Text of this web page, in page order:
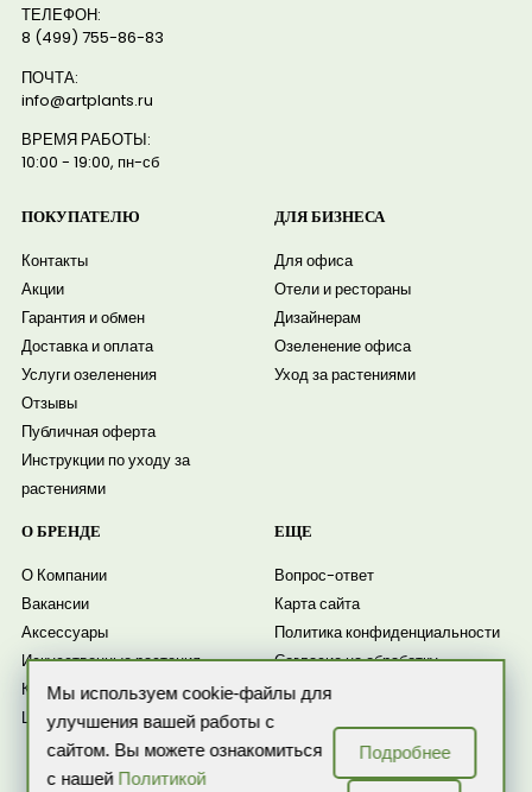
ТЕЛЕФОН:
8 (499) 755-86-83
ПОЧТА:
info@artplants.ru
ВРЕМЯ РАБОТЫ:
10:00 - 19:00, пн-сб
ПОКУПАТЕЛЮ
Контакты
Акции
Гарантия и обмен
Доставка и оплата
Услуги озеленения
Отзывы
Публичная оферта
Инструкции по уходу за
растениями
ДЛЯ БИЗНЕСА
Для офиса
Отели и рестораны
Дизайнерам
Озеленение офиса
Уход за растениями
О БРЕНДЕ
О Компании
Вакансии
Аксессуары
Искусственные растения
Комнатные растения
Цветочные композиции
ЕЩЕ
Вопрос-ответ
Карта сайта
Политика конфиденциальности
Согласие на обработку
персональных данных
рассылки
Новости
Мы используем cookie-файлы для
улучшения вашей работы с
сайтом. Вы можете ознакомиться
с нашей Политикой
Подробнее